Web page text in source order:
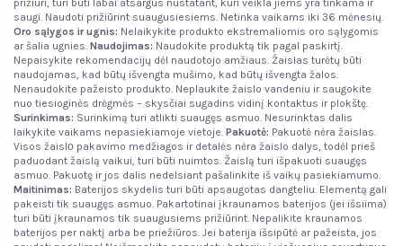
prižiūri, turi būti labai atsargūs nustatant, kuri veikla jiems yra tinkama ir
saugi. Naudoti prižiūrint suaugusiesiems. Netinka vaikams iki 36 mėnesių.
Oro sąlygos ir ugnis: Nelaikykite produkto ekstremaliomis oro sąlygomis
ar šalia ugnies. Naudojimas: Naudokite produktą tik pagal paskirtį.
Nepaisykite rekomendacijų dėl naudotojo amžiaus. Žaislas turėtų būti
naudojamas, kad būtų išvengta mušimo, kad būtų išvengta žalos.
Nenaudokite pažeisto produkto. Neplaukite žaislo vandeniu ir saugokite
nuo tiesioginės drėgmės – skysčiai sugadins vidinį kontaktus ir plokštę.
Surinkimas: Surinkimą turi atlikti suaugęs asmuo. Nesurinktas dalis
laikykite vaikams nepasiekiamoje vietoje. Pakuotė: Pakuotė nėra žaislas.
Visos žaislо pakavimo medžiagos ir detalės nėra žaislo dalys, todėl prieš
paduodant žaislą vaikui, turi būti nuimtos. Žaislą turi išpakuoti suaugęs
asmuo. Pakuotę ir jos dalis nedelsiant pašalinkite iš vaikų pasiekiamumo.
Maitinimas: Baterijos skydelis turi būti apsaugotas dangteliu. Elementą gali
pakeisti tik suaugęs asmuo. Pakartotinai įkraunamos baterijos (jei išsiima)
turi būti įkraunamos tik suaugusiems prižiūrint. Nepalikite kraunamos
baterijos per naktį arba be priežiūros. Jei baterija išsipūtė ar pažeista, jos